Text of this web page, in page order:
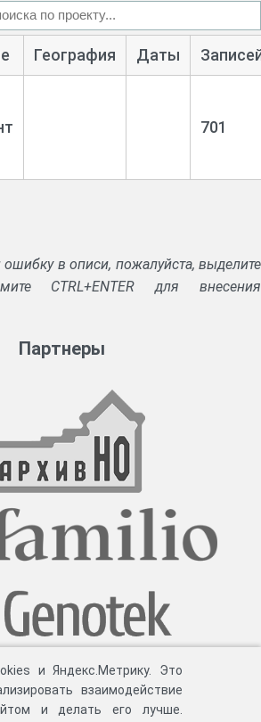
География Даты
701
в описи, пожалуйста, выделите
CTRL+ENTER для внесения
Партнеры
и Яндекс.Метрику. Это
взаимодействие
и делать его лучше.